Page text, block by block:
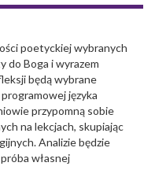
poetyckiej wybranych
do Boga i wyrazem
będą wybrane
języka
przypomną sobie
na lekcjach, skupiając
Analizie będzie
własnej